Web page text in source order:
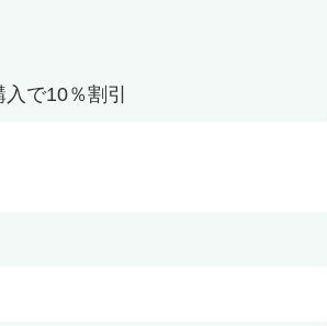
で10％割引